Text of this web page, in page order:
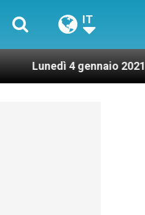
IT
4 gennaio 2021: Possesso